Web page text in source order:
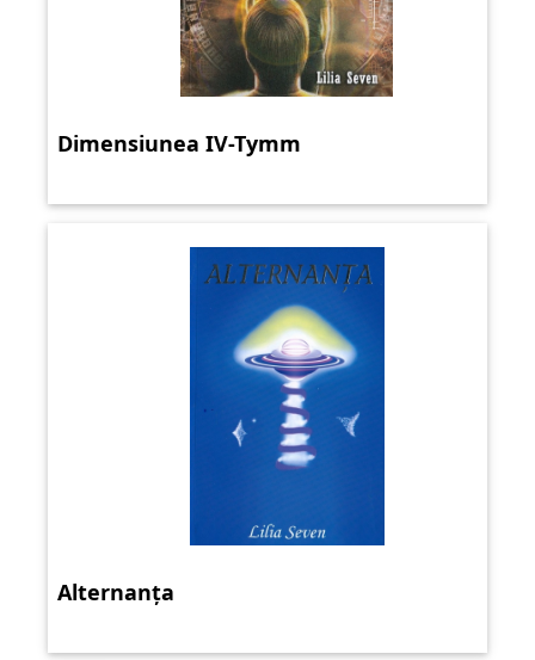
Dimensiunea IV-Tymm
Alternanța